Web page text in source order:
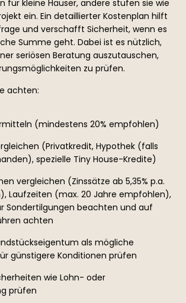
für kleine Häuser, andere stufen sie wie
ein. Ein detaillierter Kostenplan hilft
und verschafft Sicherheit, wenn es
Summe geht. Dabei ist es nützlich,
seriösen Beratung auszutauschen,
zu prüfen.
achten:
(mindestens 20% empfohlen)
(Privatkredit, Hypothek (falls
spezielle Tiny House-Kredite)
vergleichen (Zinssätze ab 5,35% p.a.
Laufzeiten (max. 20 Jahre empfohlen),
Sondertilgungen beachten und auf
achten
als mögliche
günstigere Konditionen prüfen
wie Lohn- oder
prüfen